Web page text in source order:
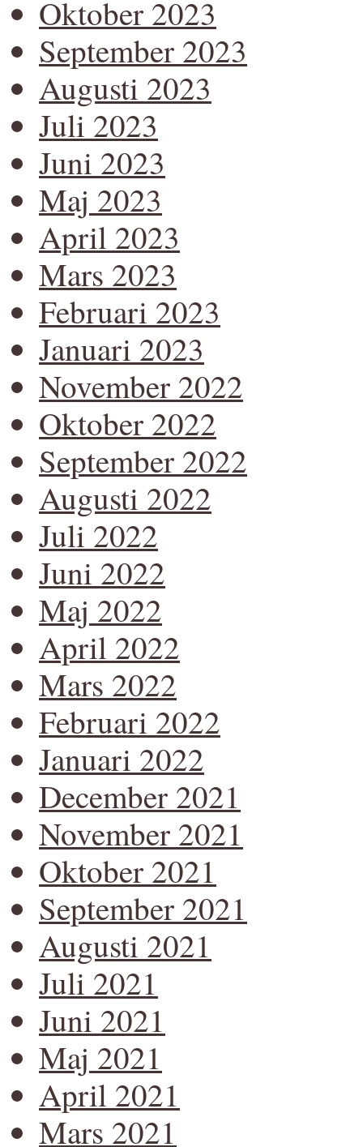
Oktober 2023
September 2023
Augusti 2023
Juli 2023
Juni 2023
Maj 2023
April 2023
Mars 2023
Februari 2023
Januari 2023
November 2022
Oktober 2022
September 2022
Augusti 2022
Juli 2022
Juni 2022
Maj 2022
April 2022
Mars 2022
Februari 2022
Januari 2022
December 2021
November 2021
Oktober 2021
September 2021
Augusti 2021
Juli 2021
Juni 2021
Maj 2021
April 2021
Mars 2021